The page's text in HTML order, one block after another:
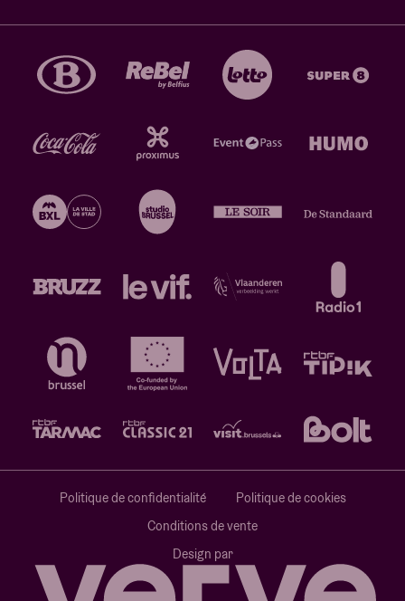
Politique de confidentialité
Politique de cookies
Conditions de vente
Design par